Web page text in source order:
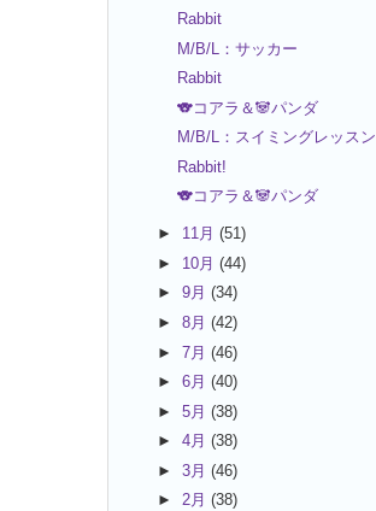
Rabbit
M/B/L：サッカー
Rabbit
🐨コアラ＆🐼パンダ
M/B/L：スイミングレッスン
Rabbit!
🐨コアラ＆🐼パンダ
► 11月(51)
► 10月(44)
►9月(34)
►8月(42)
►7月(46)
►6月(40)
►5月(38)
►4月(38)
►3月(46)
►2月(38)